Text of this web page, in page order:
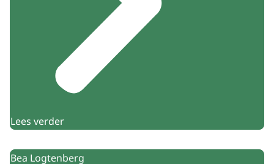
Lees verder
Bea Logtenberg